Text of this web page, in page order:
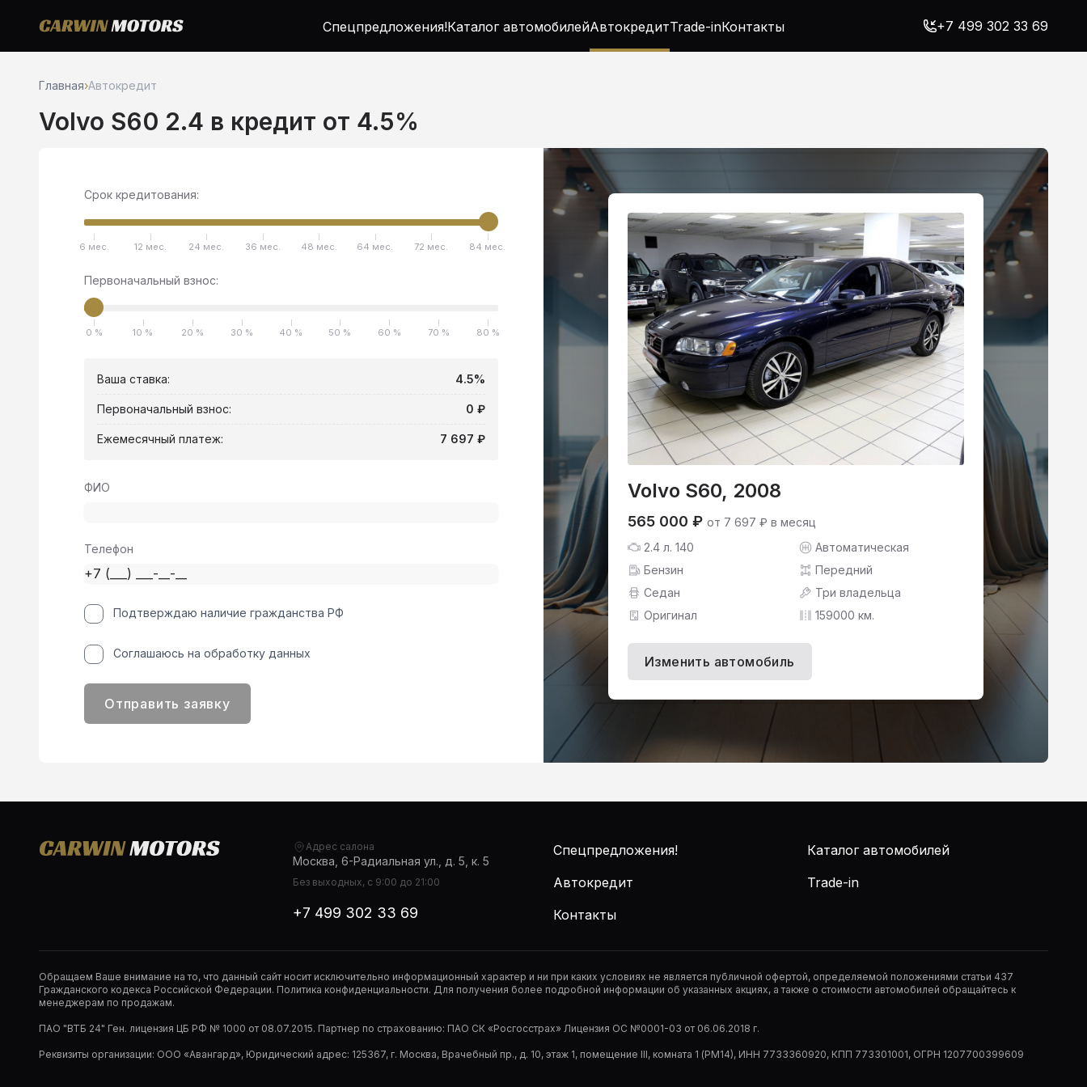
Спецпредложения!Каталог автомобилейАвтокредитTrade-inКонтакты +7 499 302 33 69
Главная›Автокредит
Volvo S60 2.4 в кредит от 4.5%
Volvo S60, 2008
565 000 ₽ от 7 697 ₽ в месяц
2.4 л. 140
Автоматическая
Бензин
Передний
Седан
Три владельца
Оригинал
159000 км.
Изменить автомобиль
Срок кредитования:
6 мес. 12 мес. 24 мес. 36 мес. 48 мес. 64 мес. 72 мес. 84 мес.
Первоначальный взнос:
0 % 10 % 20 % 30 % 40 % 50 % 60 % 70 % 80 %
Ваша ставка: 4.5%
Первоначальный взнос: 0 ₽
Ежемесячный платеж: 7 697 ₽
ФИО
Телефон
Подтверждаю наличие гражданства РФ
Соглашаюсь на обработку данных
Отправить заявку
Адрес салона
Москва, 6-Радиальная ул., д. 5, к. 5
Без выходных, с 9:00 до 21:00
+7 499 302 33 69
Спецпредложения!
Каталог автомобилей
Автокредит
Trade-in
Контакты
Обращаем Ваше внимание на то, что данный сайт носит исключительно информационный характер и ни при каких условиях не является публичной офертой, определяемой положениями статьи 437
Гражданского кодекса Российской Федерации. Политика конфиденциальности. Для получения более подробной информации об указанных акциях, а также о стоимости автомобилей обращайтесь к
менеджерам по продажам.
ПАО "ВТБ 24" Ген. лицензия ЦБ РФ № 1000 от 08.07.2015. Партнер по страхованию: ПАО СК «Росгосстрах» Лицензия ОС №0001-03 от 06.06.2018 г.
Реквизиты организации: ООО «Авангард», Юридический адрес: 125367, г. Москва, Врачебный пр., д. 10, этаж 1, помещение III, комната 1 (РМ14), ИНН 7733360920, КПП 773301001, ОГРН 1207700399609